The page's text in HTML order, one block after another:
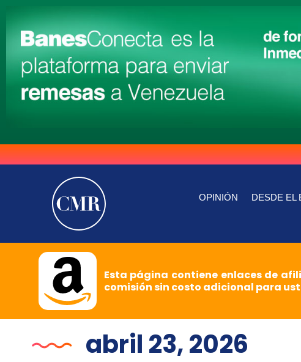
OPINIÓN DESDE EL
Esta página contiene enlaces de
comisión sin costo adicional para
abril 23, 2026